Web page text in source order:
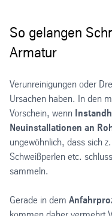
So gelangen
Armatur
Verunreinigungen oder
Ursachen haben. In den
Vorschein, wenn
Neuinstallationen an
ungewöhnlich, dass sich
Schweißperlen etc.
sammeln.
Gerade in dem